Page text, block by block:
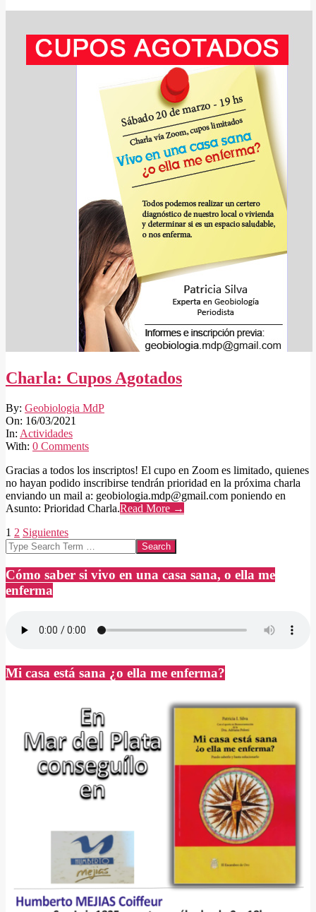
Charla: Cupos Agotados
2021-
03-
16
By: Geobiologia MdP
On: 16/03/2021
In: Actividades
With: 0 Comments
Gracias a todos los inscriptos! El cupo en Zoom es limitado, quienes
no hayan podido inscribirse tendrán prioridad en la próxima charla
enviando un mail a: geobiologia.mdp@gmail.com poniendo en
Asunto: Prioridad Charla.Read More →
Paginación
de
entradas
1 2 Siguientes
Search
Cómo saber si vivo en una casa sana, o ella me
enferma
Mi casa está sana ¿o ella me enferma?